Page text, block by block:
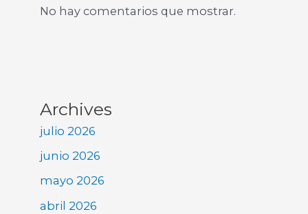
No hay comentarios que mostrar.
Archives
julio 2026
junio 2026
mayo 2026
abril 2026